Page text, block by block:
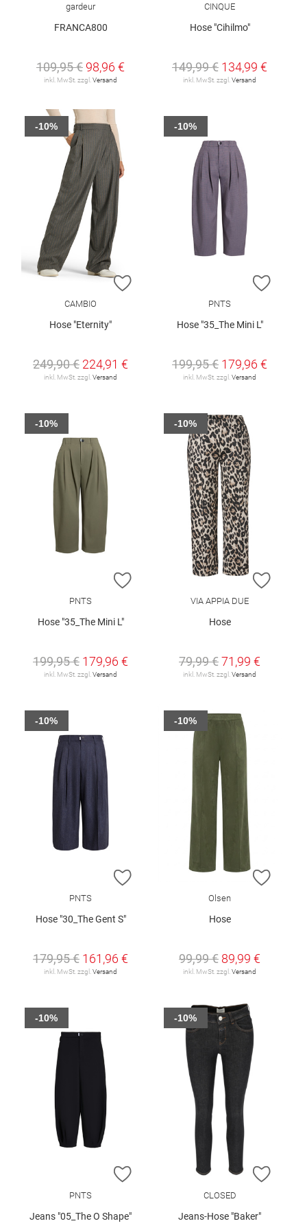
gardeur
FRANCA800
109,95 € 98,96 €
inkl. MwSt. zzgl. Versand
CINQUE
Hose "Cihilmo"
149,99 € 134,99 €
inkl. MwSt. zzgl. Versand
ZUR WUNSCHLISTE HINZUFÜGEN
CAMBIO
Hose "Eternity"
249,90 € 224,91 €
inkl. MwSt. zzgl. Versand
-10%
ZUR
PNTS
Hose "35_The Mini L"
199,95 € 179,96 €
inkl. MwSt. zzgl. Versand
-10%
ZUR WUNSCHLISTE HINZUFÜGEN
PNTS
Hose "35_The Mini L"
199,95 € 179,96 €
inkl. MwSt. zzgl. Versand
-10%
ZUR
VIA APPIA DUE
Hose
79,99 €71,99 €
inkl. MwSt. zzgl. Versand
-10%
ZUR WUNSCHLISTE HINZUFÜGEN
PNTS
Hose "30_The Gent S"
179,95 € 161,96 €
inkl. MwSt. zzgl. Versand
-10%
ZUR
Olsen
Hose
99,99 € 89,99 €
inkl. MwSt. zzgl. Versand
-10%
ZUR WUNSCHLISTE HINZUFÜGEN
PNTS
Jeans "05_The O Shape"
-10%
ZUR
CLOSED
Jeans-Hose "Baker"
-10%